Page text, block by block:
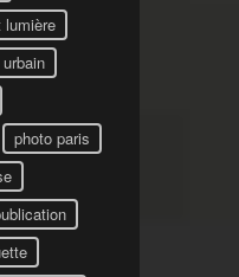
lumière
photo paris